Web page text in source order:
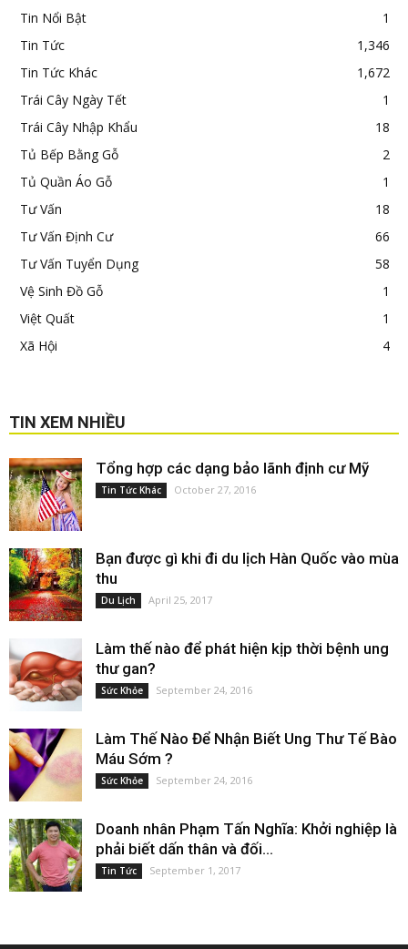
Tin Nổi Bật
1
Tin Tức
1,346
Tin Tức Khác
1,672
Trái Cây Ngày Tết
1
Trái Cây Nhập Khẩu
18
Tủ Bếp Bằng Gỗ
2
Tủ Quần Áo Gỗ
1
Tư Vấn
18
Tư Vấn Định Cư
66
Tư Vấn Tuyển Dụng
58
Vệ Sinh Đồ Gỗ
1
Việt Quất
1
Xã Hội
4
TIN XEM NHIỀU
Tổng hợp các dạng bảo lãnh định cư Mỹ
Tin Tức Khác October 27, 2016
Bạn được gì khi đi du lịch Hàn Quốc vào mùa
thu
Du Lịch April 25, 2017
Làm thế nào để phát hiện kịp thời bệnh ung
thư gan?
Sức Khỏe September 24, 2016
Làm Thế Nào Để Nhận Biết Ung Thư Tế Bào
Máu Sớm ?
Sức Khỏe September 24, 2016
Doanh nhân Phạm Tấn Nghĩa: Khởi nghiệp là
phải biết dấn thân và đối...
Tin Tức September 1, 2017